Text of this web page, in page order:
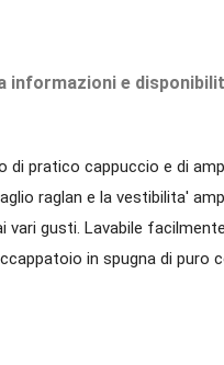
informazioni e
di pratico cappuccio e di
raglan e la vestibilita'
gusti. Lavabile
in spugna di puro